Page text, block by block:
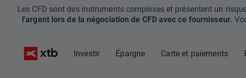
Les CFD sont des instruments complexes et présentent un
l'argent lors de la négociation de CFD avec ce fournisseur.
Investir Épargne Carte et paiements